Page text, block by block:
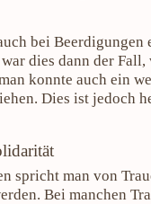
bei
dies dann der Fall,
konnte auch ein
Dies ist jedoch
spricht man von
Bei manchen